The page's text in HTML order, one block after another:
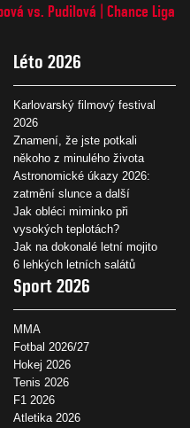
vs. Pudilová
Chance Liga
Léto 2026
Karlovarský filmový festival
2026
Znamení, že jste potkali
někoho z minulého života
Astronomické úkazy 2026:
zatmění slunce a další
Jak obléci miminko při
vysokých teplotách?
Jak na dokonalé letní mojito
6 lehkých letních salátů
Sport 2026
MMA
Fotbal 2026/27
Hokej 2026
Tenis 2026
F1 2026
Atletika 2026